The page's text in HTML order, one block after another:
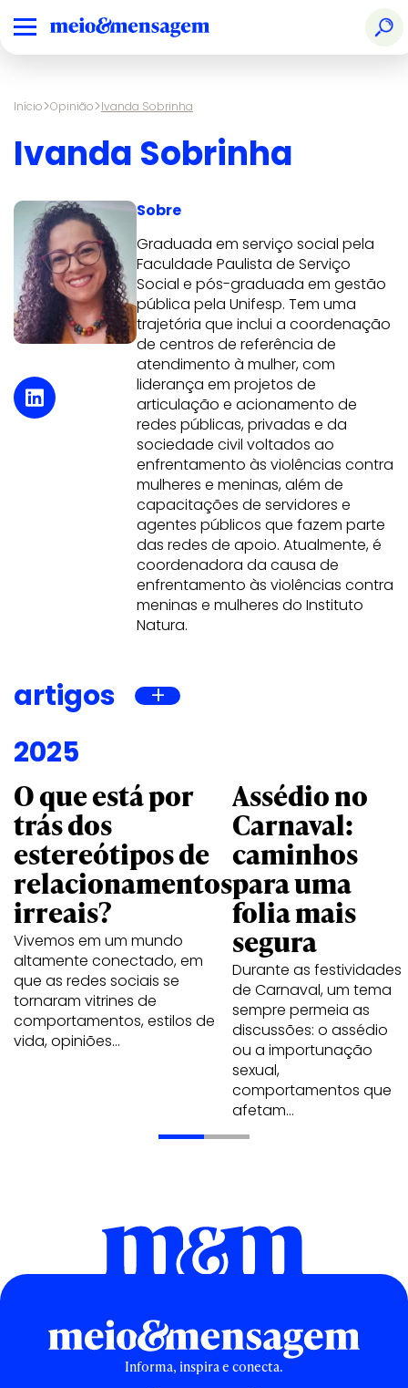
Início>Opinião>Ivanda Sobrinha
Ivanda Sobrinha
Sobre
Graduada em serviço social pela
Faculdade Paulista de Serviço
Social e pós-graduada em gestão
pública pela Unifesp. Tem uma
trajetória que inclui a coordenação
de centros de referência de
atendimento à mulher, com
liderança em projetos de
articulação e acionamento de
redes públicas, privadas e da
sociedade civil voltados ao
enfrentamento às violências contra
mulheres e meninas, além de
capacitações de servidores e
agentes públicos que fazem parte
das redes de apoio. Atualmente, é
coordenadora da causa de
enfrentamento às violências contra
meninas e mulheres do Instituto
Natura.
artigos
2025
O que está por
trás dos
estereótipos de
relacionamentos
irreais?
Vivemos em um mundo
altamente conectado, em
que as redes sociais se
tornaram vitrines de
comportamentos, estilos de
vida, opiniões…
Assédio no
Carnaval:
caminhos
para uma
folia mais
segura
Durante as festividades
de Carnaval, um tema
sempre permeia as
discussões: o assédio
ou a importunação
sexual,
comportamentos que
afetam…
Informa, inspira e conecta.